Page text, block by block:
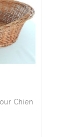
Chien